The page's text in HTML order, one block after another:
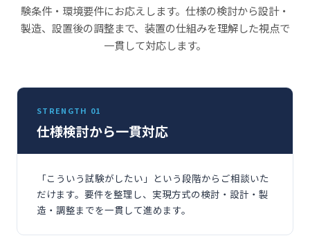
験条件・環境要件にお応えします。仕様の検討から設計・
製造、設置後の調整まで、装置の仕組みを理解した視点で
一貫して対応します。
STRENGTH 01
仕様検討から一貫対応
「こういう試験がしたい」という段階からご相談いた
だけます。要件を整理し、実現方式の検討・設計・製
造・調整までを一貫して進めます。